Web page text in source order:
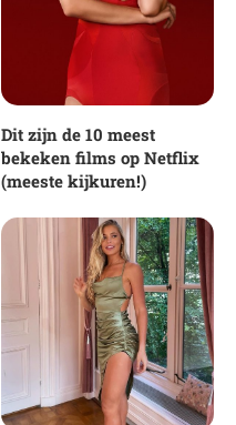
Dit zijn de 10 meest
bekeken films op Netflix
(meeste kijkuren!)